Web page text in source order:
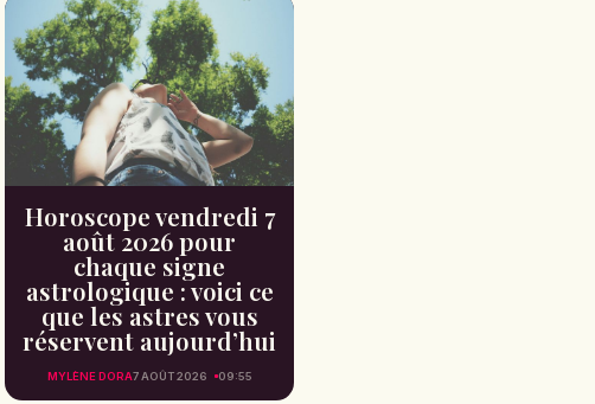
Horoscope vendredi 7
août 2026 pour
chaque signe
astrologique : voici ce
que les astres vous
réservent aujourd’hui
MYLÈNE DORA7 AOÛT 2026 09:55